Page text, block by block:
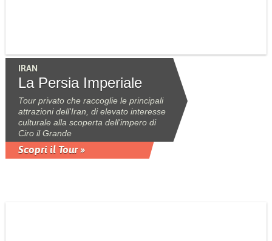
IRAN
La Persia Imperiale
Tour privato che raccoglie le principali
attrazioni dell'Iran, di elevato interesse
culturale alla scoperta dell'impero di
Ciro il Grande
Scopri il Tour »